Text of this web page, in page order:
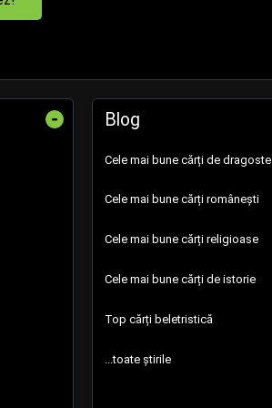
- Blog
Cele mai bune cărți de dragoste
Cele mai bune cărți românești
Cele mai bune cărți religioase
Cele mai bune cărți de istorie
Top cărți beletristică
...toate știrile